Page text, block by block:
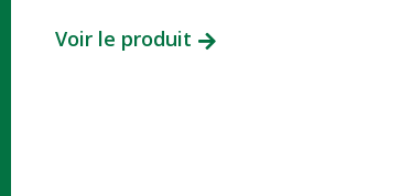
Voir le produit